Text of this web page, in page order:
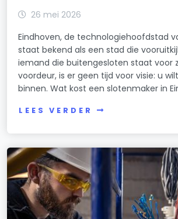
26 mei 2026
Eindhoven, de technologiehoofdstad
staat bekend als een stad die
iemand die buitengesloten staat voor
voordeur, is er geen tijd voor visie: u
binnen. Wat kost een slotenmaker in
LEES VERDER